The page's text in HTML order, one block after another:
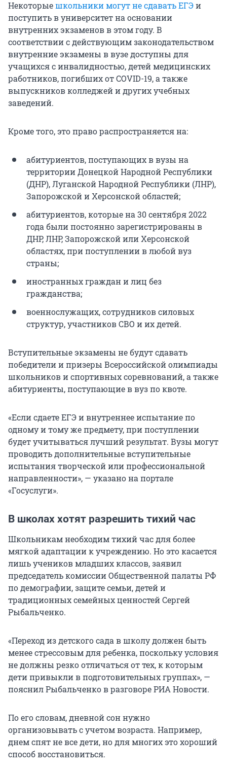
Некоторыешкольники могут не сдавать ЕГЭи
поступить в университет на основании
внутренних экзаменов в этом году. В
соответствии с действующим законодательством
внутренние экзамены в вузе доступны для
учащихся с инвалидностью, детей медицинских
работников, погибших от COVID-19, а также
выпускников колледжей и других учебных
заведений.
Кроме того, это право распространяется на:
абитуриентов, поступающих в вузы на
территории Донецкой Народной Республики
(ДНР), Луганской Народной Республики (ЛНР),
Запорожской и Херсонской областей;
абитуриентов, которые на 30 сентября 2022
года были постоянно зарегистрированы в
ДНР, ЛНР, Запорожской или Херсонской
областях, при поступлении в любой вуз
страны;
иностранных граждан и лиц без
гражданства;
военнослужащих, сотрудников силовых
структур, участников СВО и их детей.
Вступительные экзамены не будут сдавать
победители и призеры Всероссийской олимпиады
школьников и спортивных соревнований, а также
абитуриенты, поступающие в вуз по квоте.
«Если сдаете ЕГЭ и внутреннее испытание по
одному и тому же предмету, при поступлении
будет учитываться лучший результат. Вузы могут
проводить дополнительные вступительные
испытания творческой или профессиональной
направленности», — указано на портале
«Госуслуги».
В школах хотят разрешить тихий час
Школьникам необходим тихий час для более
мягкой адаптации к учреждению. Но это касается
лишь учеников младших классов, заявил
председатель комиссии Общественной палаты РФ
по демографии, защите семьи, детей и
традиционных семейных ценностей Сергей
Рыбальченко.
«Переход из детского сада в школу должен быть
менее стрессовым для ребенка, поскольку условия
не должны резко отличаться от тех, к которым
дети привыкли в подготовительных группах», —
пояснил Рыбальченко в разговоре РИА Новости.
По его словам, дневной сон нужно
организовывать с учетом возраста. Например,
днем спят не все дети, но для многих это хороший
способ восстановиться.